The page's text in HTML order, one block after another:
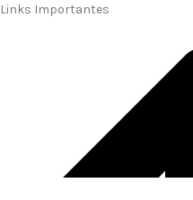
Links Importantes